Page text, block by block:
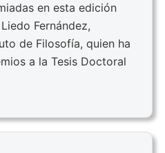
en esta edición
Fernández,
de Filosofía, quien ha
a la Tesis Doctoral